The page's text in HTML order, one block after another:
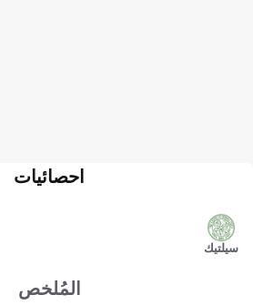
سيلتيك
احصائيات
المُلخص